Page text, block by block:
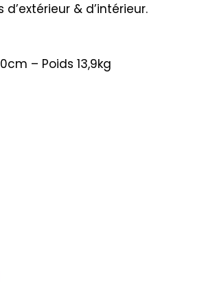
& d’intérieur.
– Poids 13,9kg